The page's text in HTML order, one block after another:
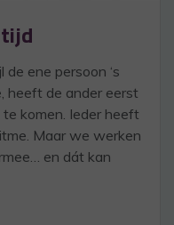
ene persoon ‘s
heeft de ander eerst
te komen. Ieder heeft
Maar we werken
en dát kan